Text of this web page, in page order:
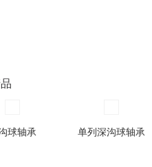
( 172 )
球轴承 单列深沟球轴承